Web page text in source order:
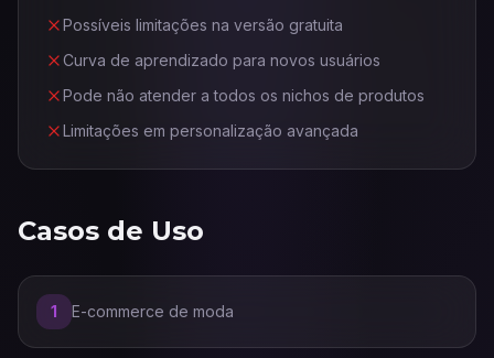
Possíveis limitações na versão gratuita
Curva de aprendizado para novos usuários
Pode não atender a todos os nichos de produtos
Limitações em personalização avançada
Casos de Uso
1 E-commerce de moda